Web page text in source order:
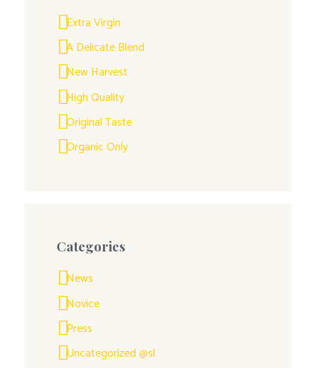
Extra Virgin
A Delicate Blend
New Harvest
High Quality
Original Taste
Organic Only
Categories
News
Novice
Press
Uncategorized @sl